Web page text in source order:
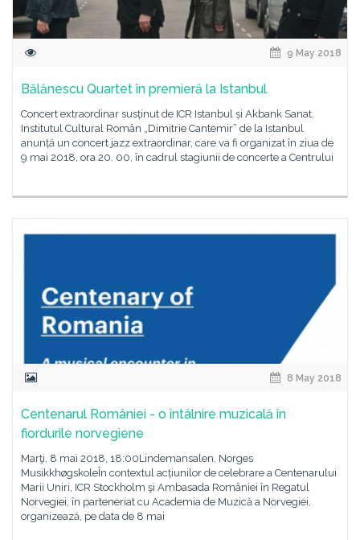
9 May 2018
Bălănescu Quartet în premieră la Istanbul
Concert extraordinar susținut de ICR Istanbul și Akbank Sanat.
Institutul Cultural Român „Dimitrie Cantemir” de la Istanbul
anunță un concert jazz extraordinar, care va fi organizat în ziua de
9 mai 2018, ora 20. 00, în cadrul stagiunii de concerte a Centrului
8 May 2018
Centenarul României - o întâlnire muzicală în
fiordurile norvegiene
Marţi, 8 mai 2018, 18:00Lindemansalen, Norges
MusikkhøgskoleÎn contextul acțiunilor de celebrare a Centenarului
Marii Uniri, ICR Stockholm şi Ambasada României în Regatul
Norvegiei, în parteneriat cu Academia de Muzică a Norvegiei,
organizează, pe data de 8 mai